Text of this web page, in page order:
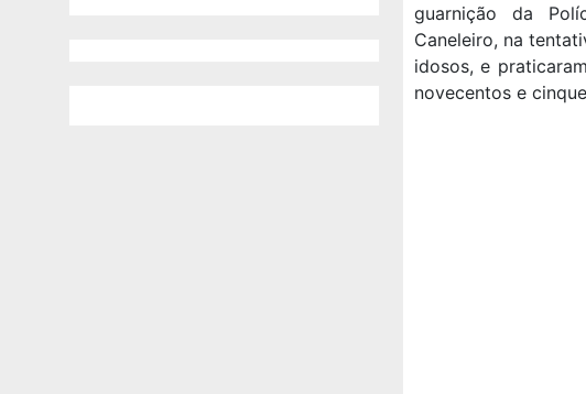
guarnição da
Caneleiro, na
idosos, e
novecentos e